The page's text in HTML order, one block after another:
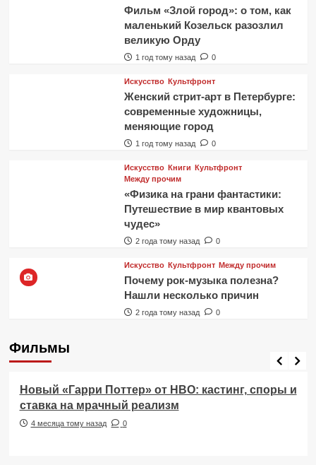
Фильм «Злой город»: о том, как
маленький Козельск разозлил
великую Орду
1 год тому назад 0
Искусство Культфронт
Женский стрит-арт в Петербурге:
современные художницы,
меняющие город
1 год тому назад 0
Искусство Книги Культфронт
Между прочим
«Физика на грани фантастики:
Путешествие в мир квантовых
чудес»
2 года тому назад 0
Искусство Культфронт Между прочим
Почему рок-музыка полезна?
Нашли несколько причин
2 года тому назад 0
Фильмы
Фильмы
Новый «Гарри Поттер» от HBO: кастинг, споры и
ставка на мрачный реализм
4 месяца тому назад 0